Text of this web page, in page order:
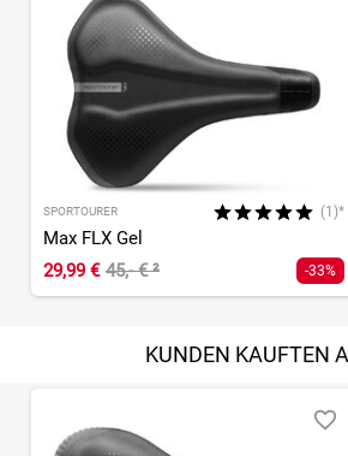
SPORTOURER (1)*
Max FLX Gel
29,99 € 45,- €² -33%
KUNDEN KAUFTEN